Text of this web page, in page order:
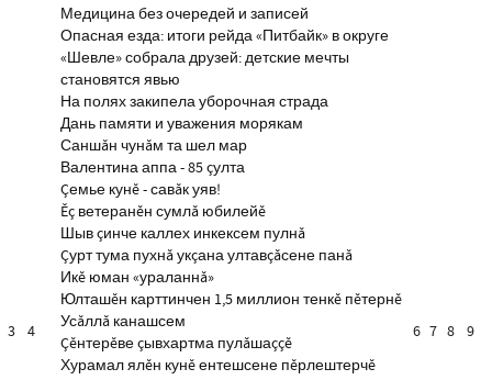
3 4
Медицина без очередей и записей
Опасная езда: итоги рейда «Питбайк» в округе
«Шевле» собрала друзей: детские мечты
становятся явью
На полях закипела уборочная страда
Дань памяти и уважения морякам
Саншăн чунăм та шел мар
Валентина аппа - 85 çулта
Çемье кунĕ - савăк уяв!
Ĕç ветеранĕн сумлă юбилейĕ
Шыв çинче каллех инкексем пулнă
Çурт тума пухнă укçана ултавçăсене панă
Икĕ юман «ураланнă»
Юлташĕн карттинчен 1,5 миллион тенкĕ пĕтернĕ
Усăллă канашсем
Çĕнтерĕве çывхартма пулăшаççĕ
Хурамал ялĕн кунĕ ентешсене пĕрлештерчĕ
6 7 8 9